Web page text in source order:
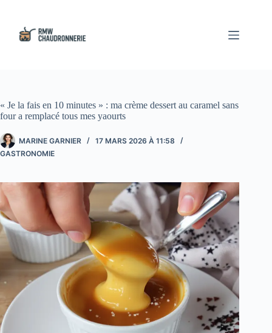
contenu
« Je la fais en 10 minutes » : ma crème dessert au caramel sans
four a remplacé tous mes yaourts
MARINE GARNIER
17 MARS 2026 À 11:58
GASTRONOMIE